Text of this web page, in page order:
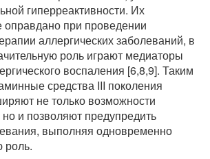
гиперреактивности. Их
при проведении
аллергических заболеваний, в
роль играют медиаторы
воспаления [6,8,9]. Таким
средства III поколения
не только возможности
и позволяют предупредить
выполняя одновременно
роль.